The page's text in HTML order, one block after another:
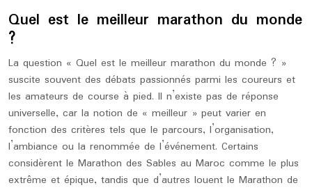
Quel est le meilleur marathon du monde
?
La question « Quel est le meilleur marathon du monde ? »
suscite souvent des débats passionnés parmi les coureurs et
les amateurs de course à pied. Il n’existe pas de réponse
universelle, car la notion de « meilleur » peut varier en
fonction des critères tels que le parcours, l’organisation,
l’ambiance ou la renommée de l’événement. Certains
considèrent le Marathon des Sables au Maroc comme le plus
extrême et épique, tandis que d’autres louent le Marathon de